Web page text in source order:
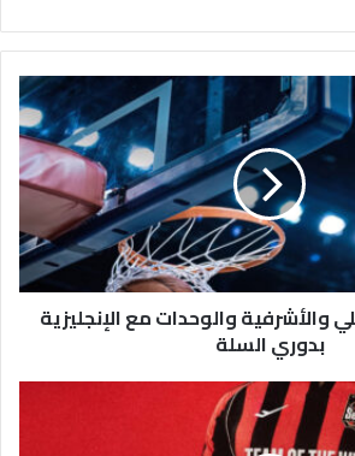
والأشرفية والوحدات مع الإنجليزية
بدوري السلة